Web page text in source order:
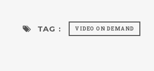
TAG : VIDEO ON DEMAND